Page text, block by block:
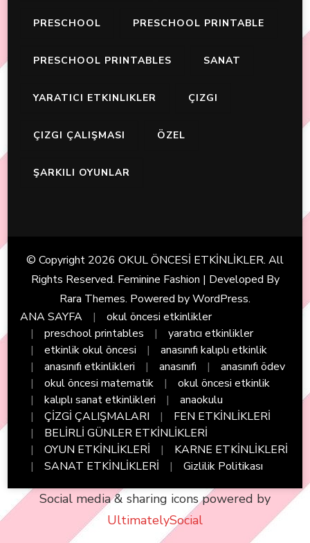
PRESCHOOL PRESCHOOL PRINTABLE
PRESCHOOL PRINTABLES SANAT
YARATICI ETKINLIKLER ÇIZGI
ÇIZGI ÇALIŞMASI ÖZEL
ŞARKILI OYUNLAR
© Copyright 2026 OKUL ÖNCESİ ETKİNLİKLER. All
Rights Reserved. Feminine Fashion | Developed By
Rara Themes. Powered byWordPress.
ANA SAYFA
okul öncesi etkinlikler
preschool printables
yaratıcı etkinlikler
etkinlik okul öncesi
anasınıfı kalıplı etkinlik
anasınıfı etkinlikleri
anasınıfı
anasınıfı ödev
okul öncesi matematik
okul öncesi etkinlik
kalıplı sanat etkinlikleri
anaokulu
ÇİZGİ ÇALIŞMALARI
FEN ETKİNLİKLERİ
BELİRLİ GÜNLER ETKİNLİKLERİ
OYUN ETKİNLİKLERİ
KARNE ETKİNLİKLERİ
SANAT ETKİNLİKLERİ
Gizlilik Politikası
Social media & sharing icons powered by
UltimatelySocial